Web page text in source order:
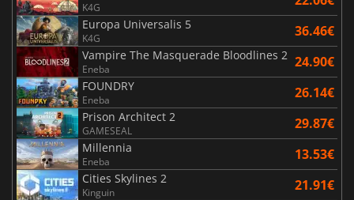
K4G
Europa Universalis 5
K4G 36.46€
Vampire The Masquerade Bloodlines 2
Eneba 24.90€
FOUNDRY
Eneba 26.14€
Prison Architect 2
GAMESEAL 29.87€
Millennia
Eneba 13.53€
Cities Skylines 2
Kinguin 21.91€